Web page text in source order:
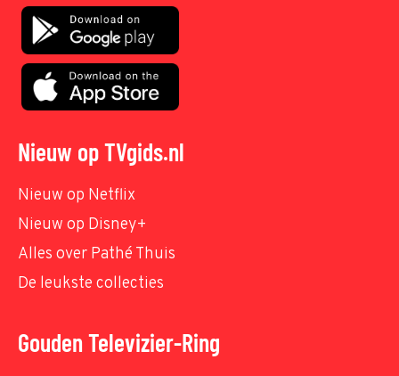
Nieuw op TVgids.nl
Nieuw op Netflix
Nieuw op Disney+
Alles over Pathé Thuis
De leukste collecties
Gouden Televizier-Ring